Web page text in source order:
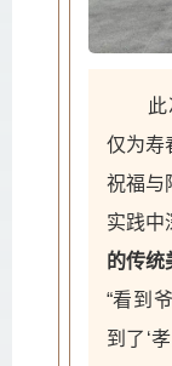
仅为寿
祝福与
实践中
的传统
“看到
到了‘